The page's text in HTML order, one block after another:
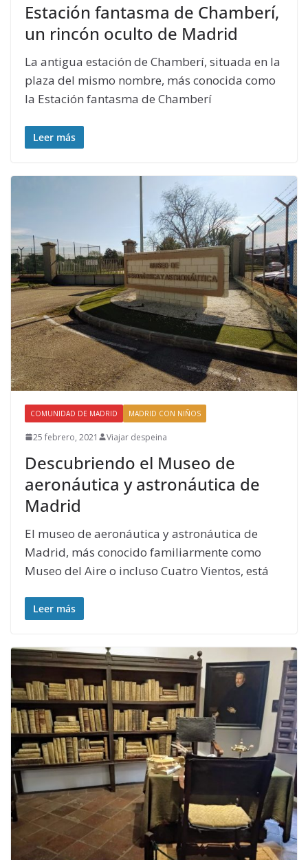
Estación fantasma de Chamberí,
un rincón oculto de Madrid
La antigua estación de Chamberí, situada en la
plaza del mismo nombre, más conocida como
la Estación fantasma de Chamberí
Leer más
COMUNIDAD DE MADRID MADRID CON NIÑOS
25 febrero, 2021 Viajar despeina
Descubriendo el Museo de
aeronáutica y astronáutica de
Madrid
El museo de aeronáutica y astronáutica de
Madrid, más conocido familiarmente como
Museo del Aire o incluso Cuatro Vientos, está
Leer más